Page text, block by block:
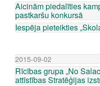
Aicinām piedalīties
pastkaršu konkursā
Iespēja pieteikties
2015-09-02
Rīcības grupa „No
attīstības Stratēģijas